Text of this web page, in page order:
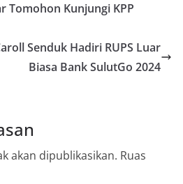
Tomohon Kunjungi KPP
Senduk Hadiri RUPS Luar
Biasa Bank SulutGo 2024
akan dipublikasikan. Ruas